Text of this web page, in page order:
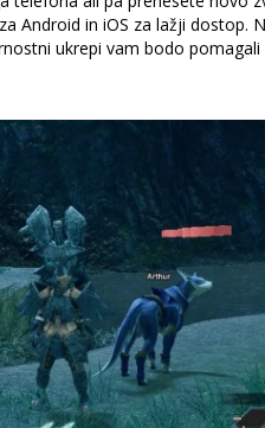
Android in iOS za lažji dostop.
ukrepi vam bodo pomagali